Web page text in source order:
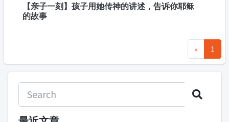
【亲子一刻】孩子用她传神的讲述，告诉你耶稣
的故事
« 1